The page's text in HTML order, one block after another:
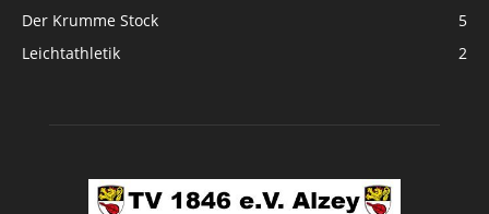
Der Krumme Stock
5
Leichtathletik
2